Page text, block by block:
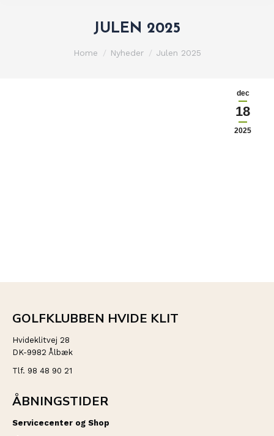
JULEN 2025
You are here:
Home Nyheder Julen 2025
dec
18
2025
GOLFKLUBBEN HVIDE KLIT
Hvideklitvej 28
DK-9982 Ålbæk
Tlf. 98 48 90 21
ÅBNINGSTIDER
Servicecenter og Shop